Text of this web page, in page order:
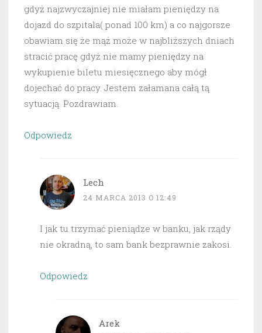
gdyż najzwyczajniej nie miałam pieniędzy na
dojazd do szpitala( ponad 100 km) a co najgorsze
obawiam się że mąż może w najbliższych dniach
stracić pracę gdyż nie mamy pieniędzy na
wykupienie biletu miesięcznego aby mógł
dojechać do pracy. Jestem załamana całą tą
sytuacją. Pozdrawiam.
Odpowiedz
Lech
24 MARCA 2013 O 12:49
I jak tu trzymać pieniądze w banku, jak rządy
nie okradną, to sam bank bezprawnie zakosi.
Odpowiedz
Arek